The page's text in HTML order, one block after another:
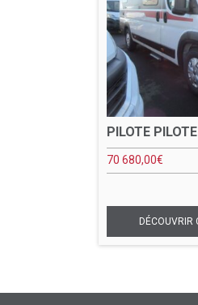
PILOTE PILOTE
70 680,00€